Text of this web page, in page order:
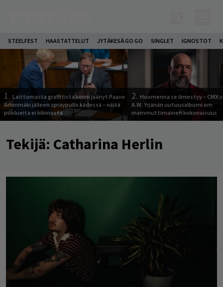
STEELFEST HAASTATTELUT JYTÄKESÄ GO GO SINGLET IGNOSTOT
1. Laittomasta graffitista kiinni jäänyt Paavo
Arhinmäki jälleen spraypullo kädessä – näitä
puolueita ei kiinnosta
2. Huomenna se ilmestyy –
A.W. Yrjänän uutuusalbumi om
mammuttimainen kokonaisuus
Tekijä: Catharina Herlin